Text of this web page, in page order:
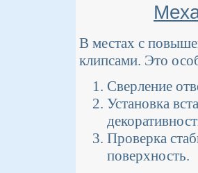
В местах с
клипсами. Это
Сверление
Установка
Проверка
поверхность.